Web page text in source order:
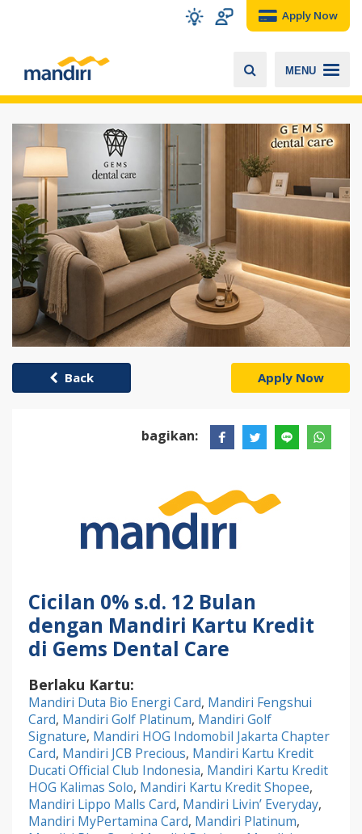
Apply Now
MENU
Back Apply Now
bagikan:
Cicilan 0% s.d. 12 Bulan
dengan Mandiri Kartu Kredit
di Gems Dental Care
Berlaku Kartu:
Mandiri Duta Bio Energi Card, Mandiri Fengshui
Card, Mandiri Golf Platinum, Mandiri Golf
Signature, Mandiri HOG Indomobil Jakarta Chapter
Card, Mandiri JCB Precious, Mandiri Kartu Kredit
Ducati Official Club Indonesia, Mandiri Kartu Kredit
HOG Kalimas Solo, Mandiri Kartu Kredit Shopee,
Mandiri Lippo Malls Card, Mandiri Livin’ Everyday,
Mandiri MyPertamina Card, Mandiri Platinum,